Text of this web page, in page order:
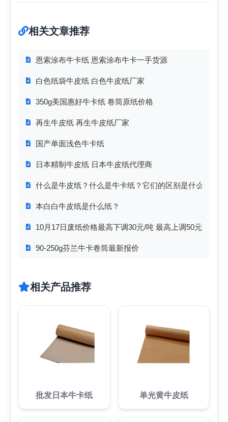
相关文章推荐
恩索涂布牛卡纸 恩索涂布牛卡一手货源
白色纸袋牛皮纸 白色牛皮纸厂家
350g美国惠好牛卡纸 卷筒原纸价格
再生牛皮纸 再生牛皮纸厂家
国产单面浅色牛卡纸
日本精制牛皮纸 日本牛皮纸代理商
什么是牛皮纸？什么是牛卡纸？它们的区别是什么？
本白白牛皮纸是什么纸？
10月17日废纸价格最高下调30元/吨 最高上调50元/吨
90-250g芬兰牛卡卷筒最新报价
相关产品推荐
批发日本牛卡纸 单光黄牛皮纸